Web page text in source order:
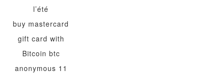
l’été
buy mastercard
gift card with
Bitcoin btc
anonymous 11